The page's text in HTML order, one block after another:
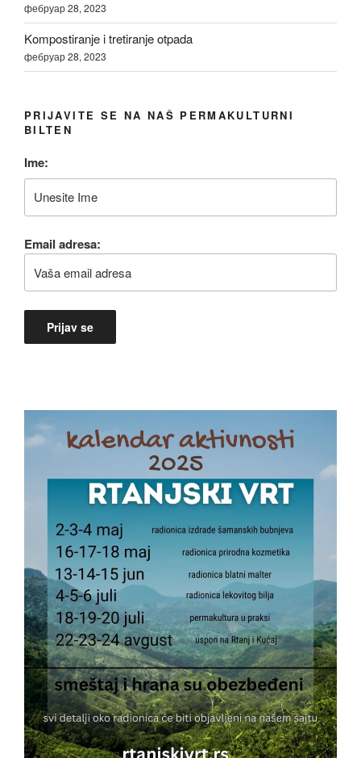
фебруар 28, 2023
Kompostiranje i tretiranje otpada
фебруар 28, 2023
PRIJAVITE SE NA NAŠ PERMAKULTURNI
BILTEN
Ime:
Email adresa: